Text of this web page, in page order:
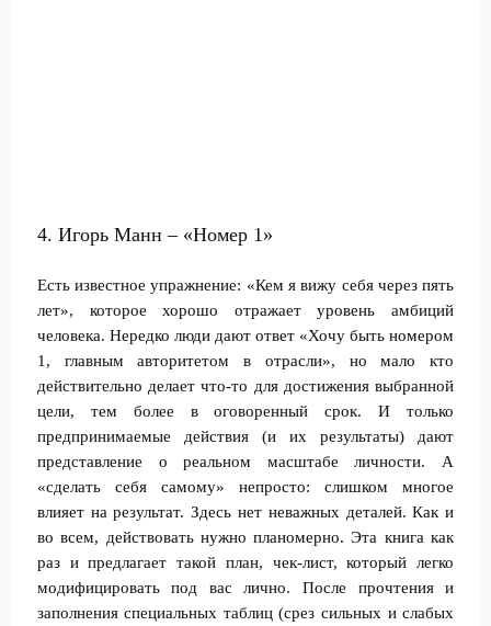
4. Игорь Манн – «Номер 1»
Есть известное упражнение: «Кем я вижу себя через пять
лет», которое хорошо отражает уровень амбиций
человека. Нередко люди дают ответ «Хочу быть номером
1, главным авторитетом в отрасли», но мало кто
действительно делает что-то для достижения выбранной
цели, тем более в оговоренный срок. И только
предпринимаемые действия (и их результаты) дают
представление о реальном масштабе личности. А
«сделать себя самому» непросто: слишком многое
влияет на результат. Здесь нет неважных деталей. Как и
во всем, действовать нужно планомерно. Эта книга как
раз и предлагает такой план, чек-лист, который легко
модифицировать под вас лично. После прочтения и
заполнения специальных таблиц (срез сильных и слабых